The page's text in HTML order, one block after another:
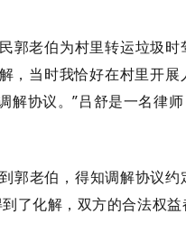
郭老伯为村里转运垃圾
，当时我恰好在村里开
解协议。”吕舒是一名律
郭老伯，得知调解协议
了化解，双方的合法权